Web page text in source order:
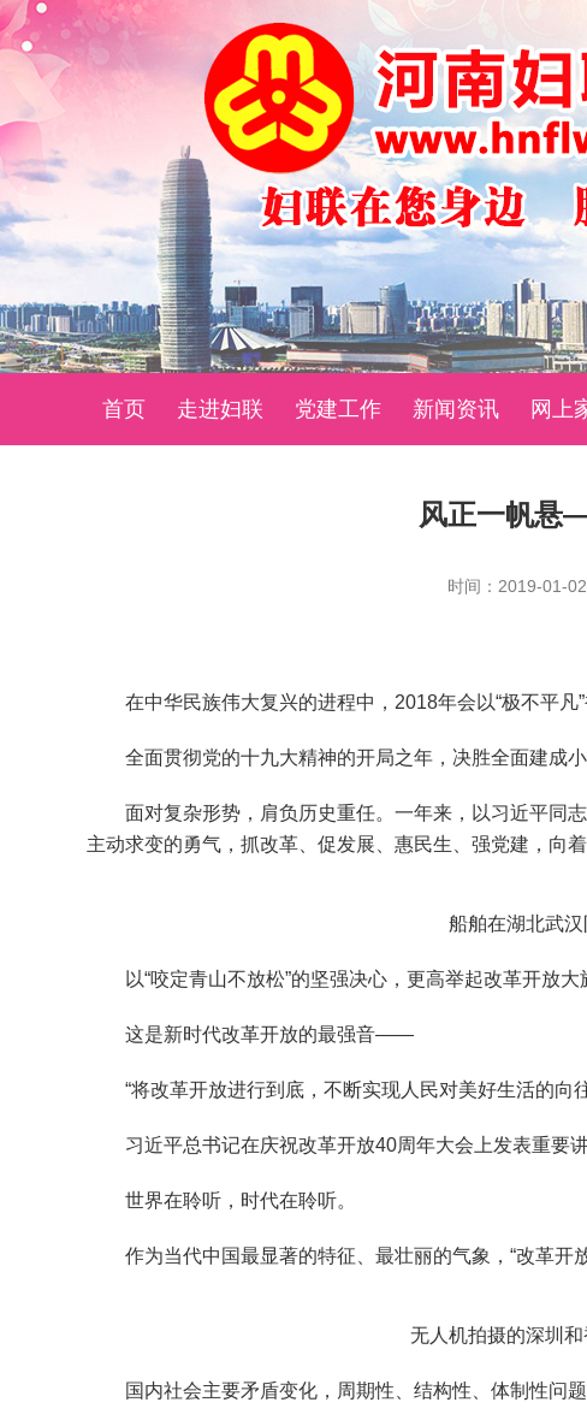
首页 走进妇联 党建工作 新闻资讯 网上
风正一帆悬
时间：2019-01-02
在中华民族伟大复兴的进程中，2018年会以“极不平凡”
全面贯彻党的十九大精神的开局之年，决胜全面建成小
面对复杂形势，肩负历史重任。一年来，以习近平同志
主动求变的勇气，抓改革、促发展、惠民生、强党建，向
船舶在湖北武汉阳
以“咬定青山不放松”的坚强决心，更高举起改革开放大
这是新时代改革开放的最强音——
“将改革开放进行到底，不断实现人民对美好生活的向
习近平总书记在庆祝改革开放40周年大会上发表重要讲
世界在聆听，时代在聆听。
作为当代中国最显著的特征、最壮丽的气象，“改革开
无人机拍摄的深圳和
国内社会主要矛盾变化，周期性、结构性、体制性问